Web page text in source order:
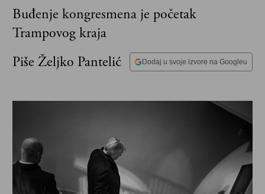
Buđenje kongresmena je početak
Trampovog kraja
Piše Željko Pantelić
Dodaj u svoje izvore na Googleu